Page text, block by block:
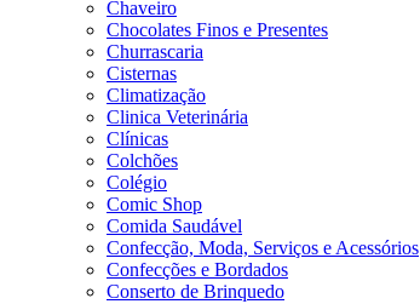
Chaveiro
Chocolates Finos e Presentes
Churrascaria
Cisternas
Climatização
Clinica Veterinária
Clínicas
Colchões
Colégio
Comic Shop
Comida Saudável
Confecção, Moda, Serviços e Acessórios
Confecções e Bordados
Conserto de Brinquedo